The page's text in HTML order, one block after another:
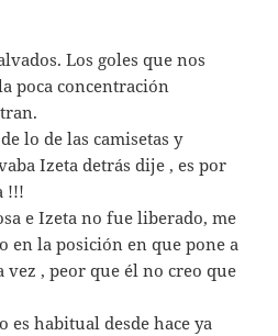
Los goles que nos
poca concentración
lo de las camisetas y
Izeta detrás dije , es por
!!!
e Izeta no fue liberado, me
en la posición en que pone a
vez , peor que él no creo que
es habitual desde hace ya